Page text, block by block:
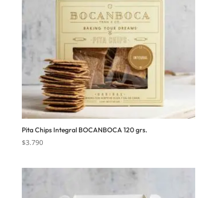
Pita Chips Integral BOCANBOCA 120 grs.
$3.790